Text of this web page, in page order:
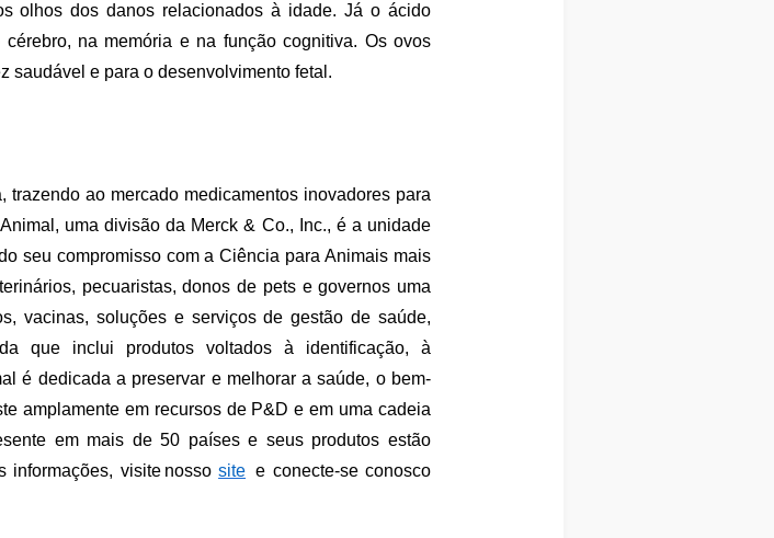
olhos dos danos relacionados à idade. Já o ácido
na memória e na função cognitiva. Os ovos
saudável e para o desenvolvimento fetal.
ao mercado medicamentos inovadores para
uma divisão da Merck & Co., Inc., é a unidade
seu compromisso com a Ciência para Animais mais
pecuaristas, donos de pets e governos uma
vacinas, soluções e serviços de gestão de saúde,
que inclui produtos voltados à identificação, à
é dedicada a preservar e melhorar a saúde, o bem-
amplamente em recursos de P&D e em uma cadeia
em mais de 50 países e seus produtos estão
informações, visite nossosite e conecte-se conosco